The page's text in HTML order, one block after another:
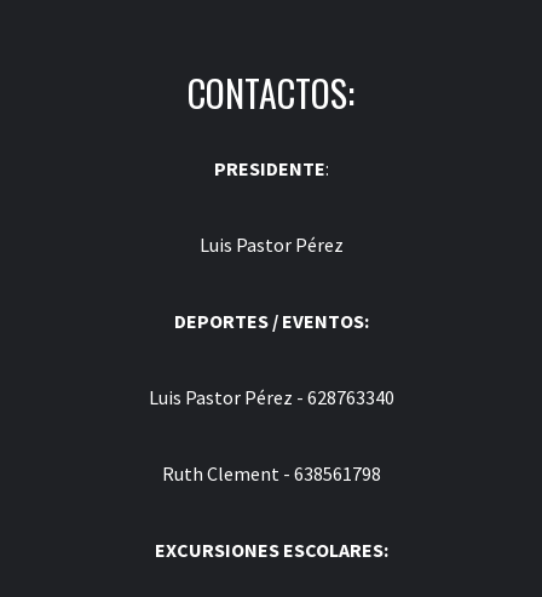
CONTACTOS:
PRESIDENTE:
Luis Pastor Pérez
DEPORTES / EVENTOS:
Luis Pastor Pérez - 628763340
Ruth Clement - 638561798
EXCURSIONES ESCOLARES: